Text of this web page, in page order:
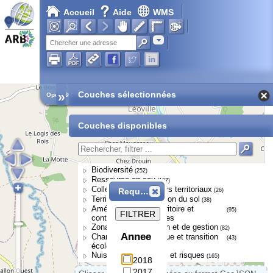
Accueil Aide WMS
Adresse
Open Street Map
» Couches sélectionnées
Couches disponibles
Biodiversité (252)
Ressource en eau (107)
Collectivités et acteurs territoriaux (26)
Territoires et occupation du sol (38)
Aménagement du territoire et
continuités écologiques
(95)
Zonages de protection et de gestion (82)
Changement climatique et transition
écologique
(43)
Nuisances, pressions et risques (165)
Requête
Annee
2018
FILTRER